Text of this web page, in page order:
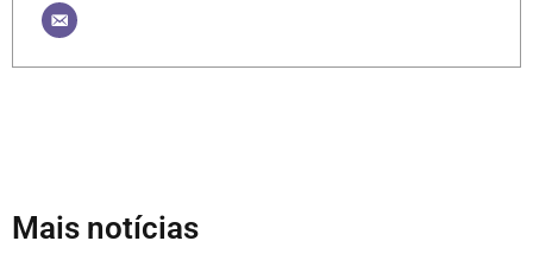
Mais notícias